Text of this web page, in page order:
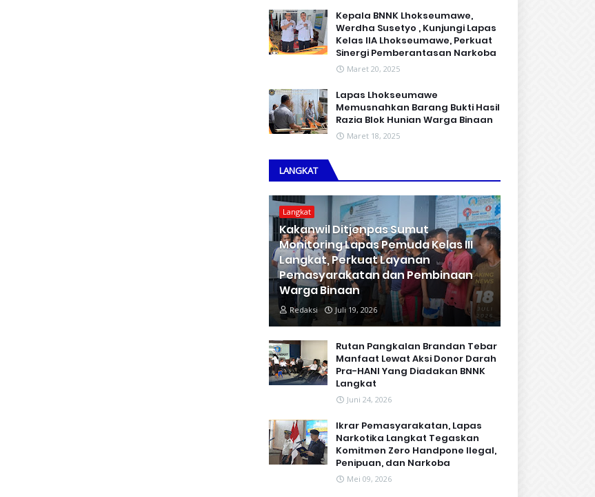
Kepala BNNK Lhokseumawe,
Werdha Susetyo , Kunjungi Lapas
Kelas IIA Lhokseumawe, Perkuat
Sinergi Pemberantasan Narkoba
Maret 20, 2025
Lapas Lhokseumawe
Memusnahkan Barang Bukti Hasil
Razia Blok Hunian Warga Binaan
Maret 18, 2025
LANGKAT
Langkat
Kakanwil Ditjenpas Sumut
Monitoring Lapas Pemuda Kelas III
Langkat, Perkuat Layanan
Pemasyarakatan dan Pembinaan
Warga Binaan
Redaksi Juli 19, 2026
Rutan Pangkalan Brandan Tebar
Manfaat Lewat Aksi Donor Darah
Pra-HANI Yang Diadakan BNNK
Langkat
Juni 24, 2026
Ikrar Pemasyarakatan, Lapas
Narkotika Langkat Tegaskan
Komitmen Zero Handpone llegal,
Penipuan, dan Narkoba
Mei 09, 2026